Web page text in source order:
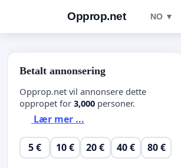
Opprop.net NO ▼
Betalt annonsering
Opprop.net vil annonsere dette
oppropet for 3,000 personer.
Lær mer ...
5 € 10 € 20 € 40 € 80 €